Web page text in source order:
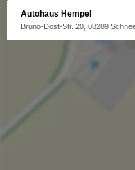
Autohaus Hempel
Bruno-Dost-Str. 20, 08289